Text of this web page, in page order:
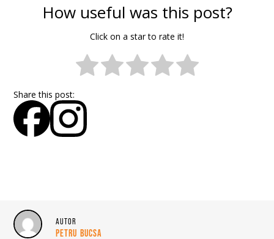
How useful was this post?
Click on a star to rate it!
Share this post:
AUTOR
PETRU BUCSA